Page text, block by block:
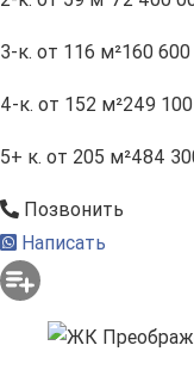
3-к. от 116 м²160
4-к. от 152 м²249
5+ к. от 205 м²484
Позвонить
Написать